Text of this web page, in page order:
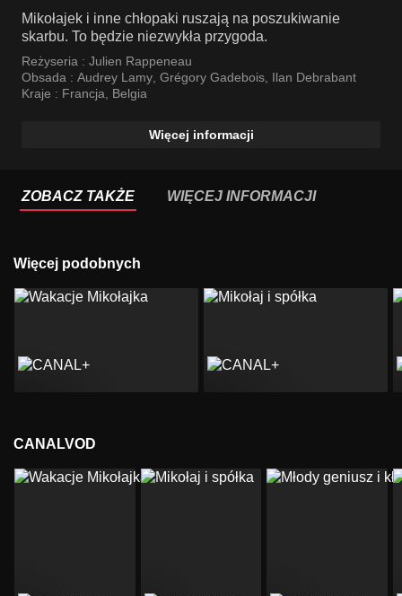
Mikołajek i inne chłopaki ruszają na poszukiwanie
skarbu. To będzie niezwykła przygoda.
Reżyseria : Julien Rappeneau
Obsada : Audrey Lamy, Grégory Gadebois, Ilan Debrabant
Kraje : Francja, Belgia
Więcej informacji
ZOBACZ TAKŻE WIĘCEJ INFORMACJI
Więcej podobnych
CANALVOD